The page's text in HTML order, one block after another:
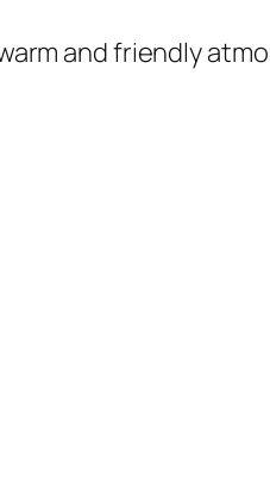
and friendly